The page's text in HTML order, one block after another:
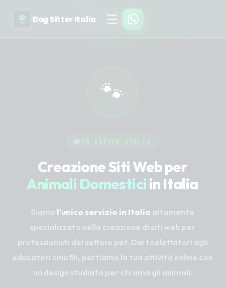
Dog Sitter Italia
🐾
DOG SITTER ITALIA
Creazione Siti Web per
Animali Domesticiin Italia
Siamo l'unico servizio in Italia altamente
specializzato nella creazione di siti web per
professionisti del settore pet. Dai toelettatori agli
educatori cinofili, portiamo la tua attività online con
un design studiato per chi ama gli animali.